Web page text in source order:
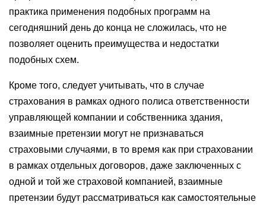
практика применения подобных программ на
сегодняшний день до конца не сложилась, что не
позволяет оценить преимущества и недостатки
подобных схем.
Кроме того, следует учитывать, что в случае
страхования в рамках одного полиса ответственности
управляющей компании и собственника здания,
взаимные претензии могут не признаваться
страховыми случаями, в то время как при страховании
в рамках отдельных договоров, даже заключенных с
одной и той же страховой компанией, взаимные
претензии будут рассматриваться как самостоятельные